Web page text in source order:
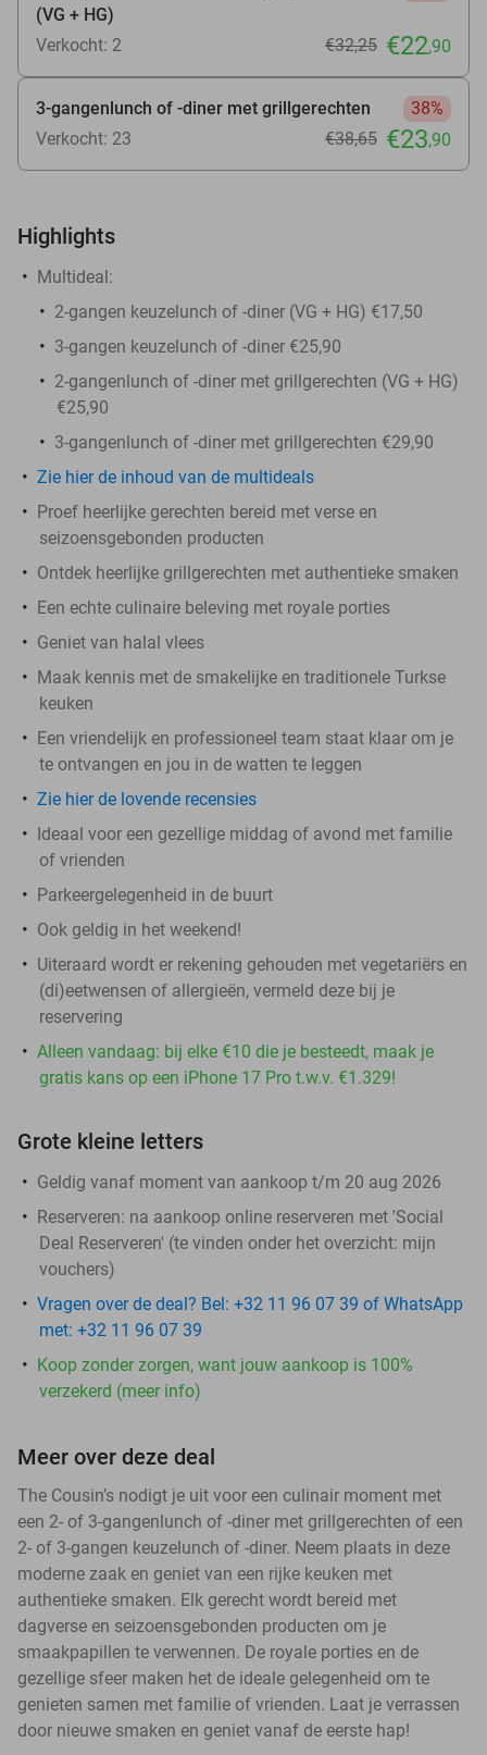
(VG + HG)
Verkocht: 2 €32,25 €22,90
3-gangenlunch of -diner met grillgerechten
38%
Verkocht: 23
€38,65 €23,90
Highlights
Multideal:
2-gangen keuzelunch of -diner (VG + HG) €17,50
3-gangen keuzelunch of -diner €25,90
2-gangenlunch of -diner met grillgerechten (VG + HG)
€25,90
3-gangenlunch of -diner met grillgerechten €29,90
Zie hier de inhoud van de multideals
Proef heerlijke gerechten bereid met verse en
seizoensgebonden producten
Ontdek heerlijke grillgerechten met authentieke smaken
Een echte culinaire beleving met royale porties
Geniet van halal vlees
Maak kennis met de smakelijke en traditionele Turkse
keuken
Een vriendelijk en professioneel team staat klaar om je
te ontvangen en jou in de watten te leggen
Zie hier de lovende recensies
Ideaal voor een gezellige middag of avond met familie
of vrienden
Parkeergelegenheid in de buurt
Ook geldig in het weekend!
Uiteraard wordt er rekening gehouden met vegetariërs en
(di)eetwensen of allergieën, vermeld deze bij je
reservering
Alleen vandaag: bij elke €10 die je besteedt, maak je
gratis kans op een iPhone 17 Pro t.w.v. €1.329!
Grote kleine letters
Geldig vanaf moment van aankoop t/m 20 aug 2026
Reserveren: na aankoop online reserveren met 'Social
Deal Reserveren' (te vinden onder het overzicht: mijn
vouchers)
Vragen over de deal? Bel: +32 11 96 07 39 of WhatsApp
met: +32 11 96 07 39
Koop zonder zorgen, want jouw aankoop is 100%
verzekerd (meer info)
Meer over deze deal
The Cousin’s nodigt je uit voor een culinair moment met
een 2- of 3-gangenlunch of -diner met grillgerechten of een
2- of 3-gangen keuzelunch of -diner. Neem plaats in deze
moderne zaak en geniet van een rijke keuken met
authentieke smaken. Elk gerecht wordt bereid met
dagverse en seizoensgebonden producten om je
smaakpapillen te verwennen. De royale porties en de
gezellige sfeer maken het de ideale gelegenheid om te
genieten samen met familie of vrienden. Laat je verrassen
door nieuwe smaken en geniet vanaf de eerste hap!